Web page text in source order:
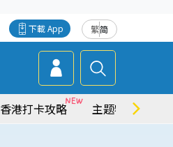
繁简
下載 App
香港打卡攻略 主题特集